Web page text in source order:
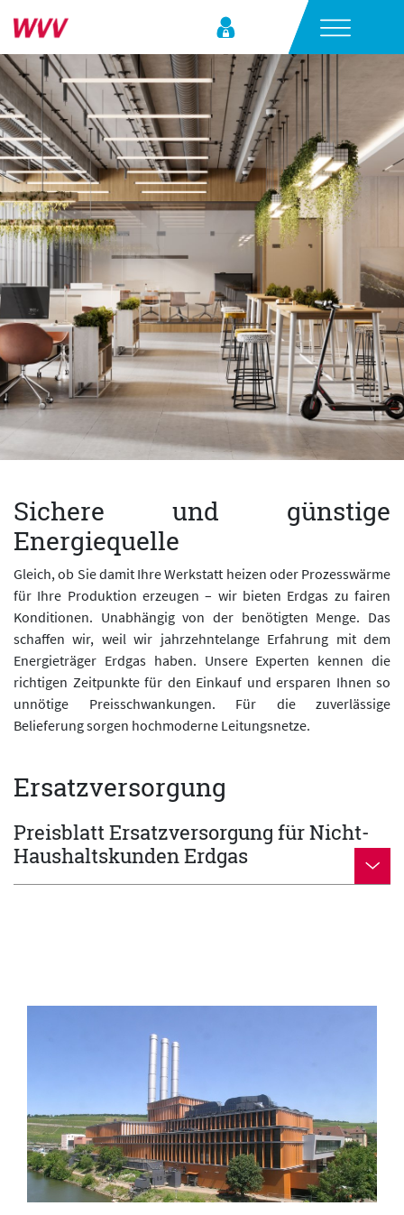
Sichere und günstige
Energiequelle
Gleich, ob Sie damit Ihre Werkstatt heizen oder Prozesswärme
für Ihre Produktion erzeugen – wir bieten Erdgas zu fairen
Konditionen. Unabhängig von der benötigten Menge. Das
schaffen wir, weil wir jahrzehntelange Erfahrung mit dem
Energieträger Erdgas haben. Unsere Experten kennen die
richtigen Zeitpunkte für den Einkauf und ersparen Ihnen so
unnötige Preisschwankungen. Für die zuverlässige
Belieferung sorgen hochmoderne Leitungsnetze.
Ersatzversorgung
Preisblatt Ersatzversorgung für Nicht-
Haushaltskunden Erdgas